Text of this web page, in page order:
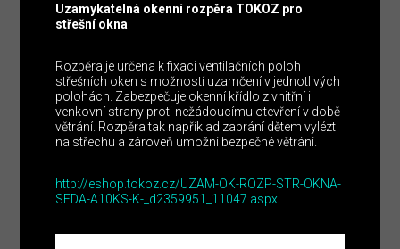
Uzamykatelná okenní rozpěra TOKOZ pro
střešní okna
Rozpěra je určena k fixaci ventilačních poloh
střešních oken s možností uzamčení v jednotlivých
polohách. Zabezpečuje okenní křídlo z vnitřní i
venkovní strany proti nežádoucímu otevření v době
větrání. Rozpěra tak například zabrání dětem vylézt
na střechu a zároveň umožní bezpečné větrání.
http://eshop.tokoz.cz/UZAM-OK-ROZP-STR-OKNA-
SEDA-A10KS-K-_d2359951_11047.aspx